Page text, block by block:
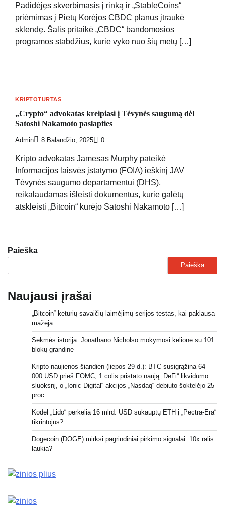
Padidėjęs skverbimasis į rinką ir „StableCoins“
priėmimas į Pietų Korėjos CBDC planus įtraukė
sklendę. Šalis pritaikė „CBDC“ bandomosios
programos stabdžius, kurie vyko nuo šių metų […]
KRIPTOTURTAS
„Crypto“ advokatas kreipiasi į Tėvynės saugumą dėl
Satoshi Nakamoto paslapties
Admin 8 Balandžio, 2025 0
Kripto advokatas Jamesas Murphy pateikė
Informacijos laisvės įstatymo (FOIA) ieškinį JAV
Tėvynės saugumo departamentui (DHS),
reikalaudamas išleisti dokumentus, kurie galėtų
atskleisti „Bitcoin“ kūrėjo Satoshi Nakamoto […]
Paieška
Paieška
Naujausi įrašai
„Bitcoin“ keturių savaičių laimėjimų serijos testas, kai paklausa
mažėja
Sėkmės istorija: Jonathano Nicholso mokymosi kelionė su 101
blokų grandine
Kripto naujienos šiandien (liepos 29 d.): BTC susigrąžina 64
000 USD prieš FOMC, 1 colis pristato naują „DeFi“ likvidumo
sluoksnį, o „Ionic Digital“ akcijos „Nasdaq“ debiuto šoktelėjo 25
proc.
Kodėl „Lido“ perkelia 16 mlrd. USD sukauptų ETH į „Pectra-Era“
tikrintojus?
Dogecoin (DOGE) mirksi pagrindiniai pirkimo signalai: 10x ralis
laukia?